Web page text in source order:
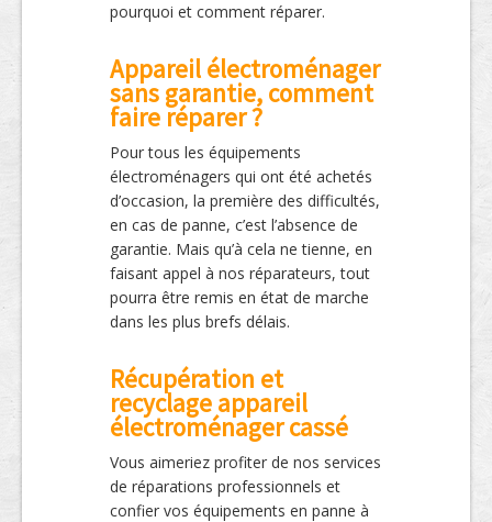
pourquoi et comment réparer.
Appareil électroménager
sans garantie, comment
faire réparer ?
Pour tous les équipements
électroménagers qui ont été achetés
d’occasion, la première des difficultés,
en cas de panne, c’est l’absence de
garantie. Mais qu’à cela ne tienne, en
faisant appel à nos réparateurs, tout
pourra être remis en état de marche
dans les plus brefs délais.
Récupération et
recyclage appareil
électroménager cassé
Vous aimeriez profiter de nos services
de réparations professionnels et
confier vos équipements en panne à